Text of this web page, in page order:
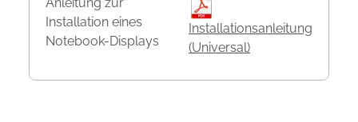
Installation eines
Notebook-Displays
Installationsanleitung
(Universal)